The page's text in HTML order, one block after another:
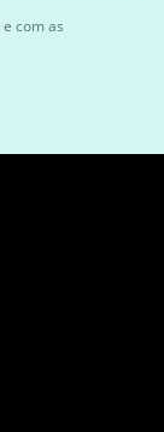
e com as